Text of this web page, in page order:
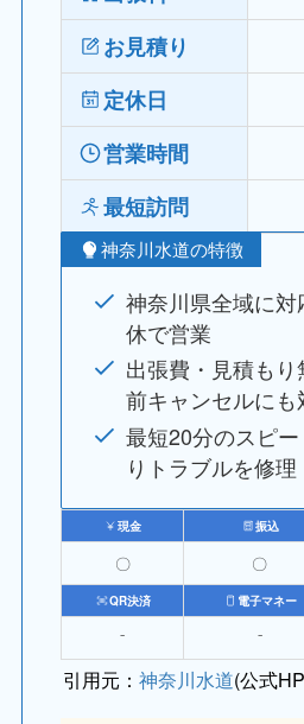
お見積り
定休日
営業時間
最短訪問
神奈川水道の特徴
神奈川県全域に
休で営業
出張費・見積も
前キャンセルにも
最短20分のスピ
りトラブルを修理
現金 振込
〇 〇
QR決済 電子マネー
⁻ ⁻
引用元：神奈川水道(公式